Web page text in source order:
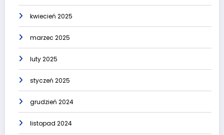
kwiecień 2025
marzec 2025
luty 2025
styczeń 2025
grudzień 2024
listopad 2024